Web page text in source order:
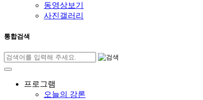
동영상보기
사진갤러리
통합검색
프로그램
오늘의 강론